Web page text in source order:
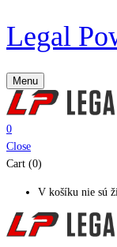
Legal
Menu
0
Close
Cart (0)
V košíku nie sú